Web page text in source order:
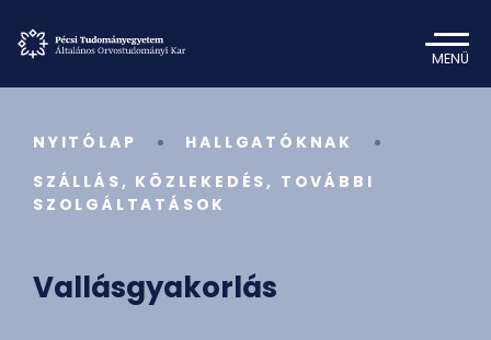
MENÜ
NYITÓLAP
HALLGATÓKNAK
SZÁLLÁS, KÖZLEKEDÉS, TOVÁBBI
SZOLGÁLTATÁSOK
Vallásgyakorlás